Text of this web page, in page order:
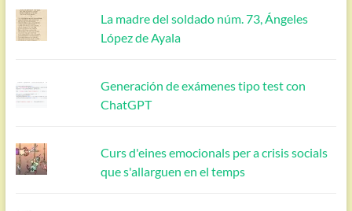
La madre del soldado núm. 73, Ángeles
López de Ayala
Generación de exámenes tipo test con
ChatGPT
Curs d'eines emocionals per a crisis socials
que s'allarguen en el temps